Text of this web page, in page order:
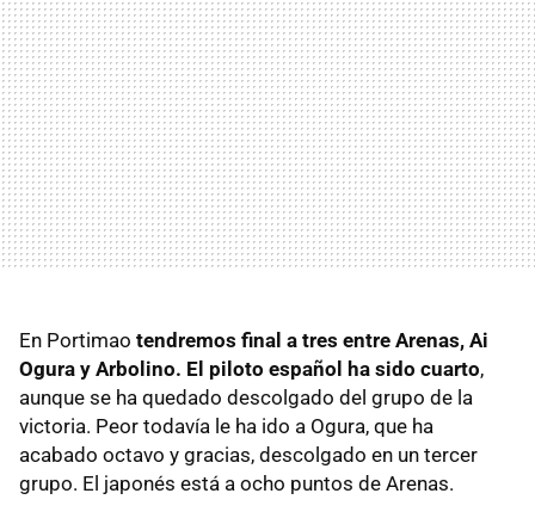
En Portimao tendremos final a tres entre Arenas, Ai
Ogura y Arbolino. El piloto español ha sido cuarto,
aunque se ha quedado descolgado del grupo de la
victoria. Peor todavía le ha ido a Ogura, que ha
acabado octavo y gracias, descolgado en un tercer
grupo. El japonés está a ocho puntos de Arenas.